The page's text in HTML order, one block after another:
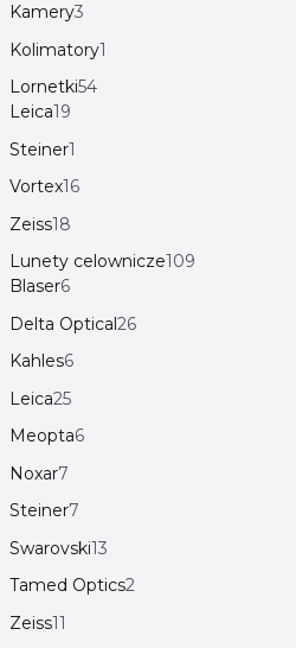
Kamery3
Kolimatory1
Lornetki54
Leica19
Steiner1
Vortex16
Zeiss18
Lunety celownicze109
Blaser6
Delta Optical26
Kahles6
Leica25
Meopta6
Noxar7
Steiner7
Swarovski13
Tamed Optics2
Zeiss11